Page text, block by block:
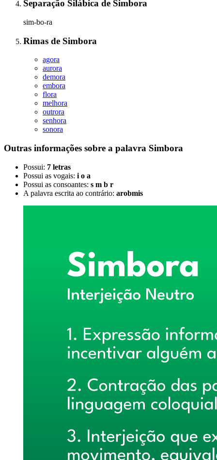
Separação Silábica de Simbora
sim-bo-ra
Rimas de Simbora
agora
aurora
demora
embora
flora
melhora
outrora
senhora
sonora
Outras informações sobre a palavra Simbora
Possui: 7 letras
Possui as vogais: i o a
Possui as consoantes: s m b r
A palavra escrita ao contrário: arobmis